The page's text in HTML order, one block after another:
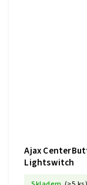
Ajax
Lightswitch